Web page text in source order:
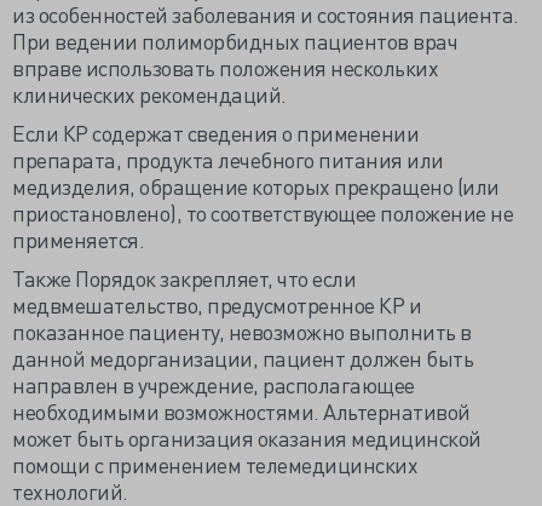
из особенностей заболевания и состояния пациента.
При ведении полиморбидных пациентов врач
вправе использовать положения нескольких
клинических рекомендаций.
Если КР содержат сведения о применении
препарата, продукта лечебного питания или
медизделия, обращение которых прекращено (или
приостановлено), то соответствующее положение не
применяется.
Также Порядок закрепляет, что если
медвмешательство, предусмотренное КР и
показанное пациенту, невозможно выполнить в
данной медорганизации, пациент должен быть
направлен в учреждение, располагающее
необходимыми возможностями. Альтернативой
может быть организация оказания медицинской
помощи с применением телемедицинских
технологий.